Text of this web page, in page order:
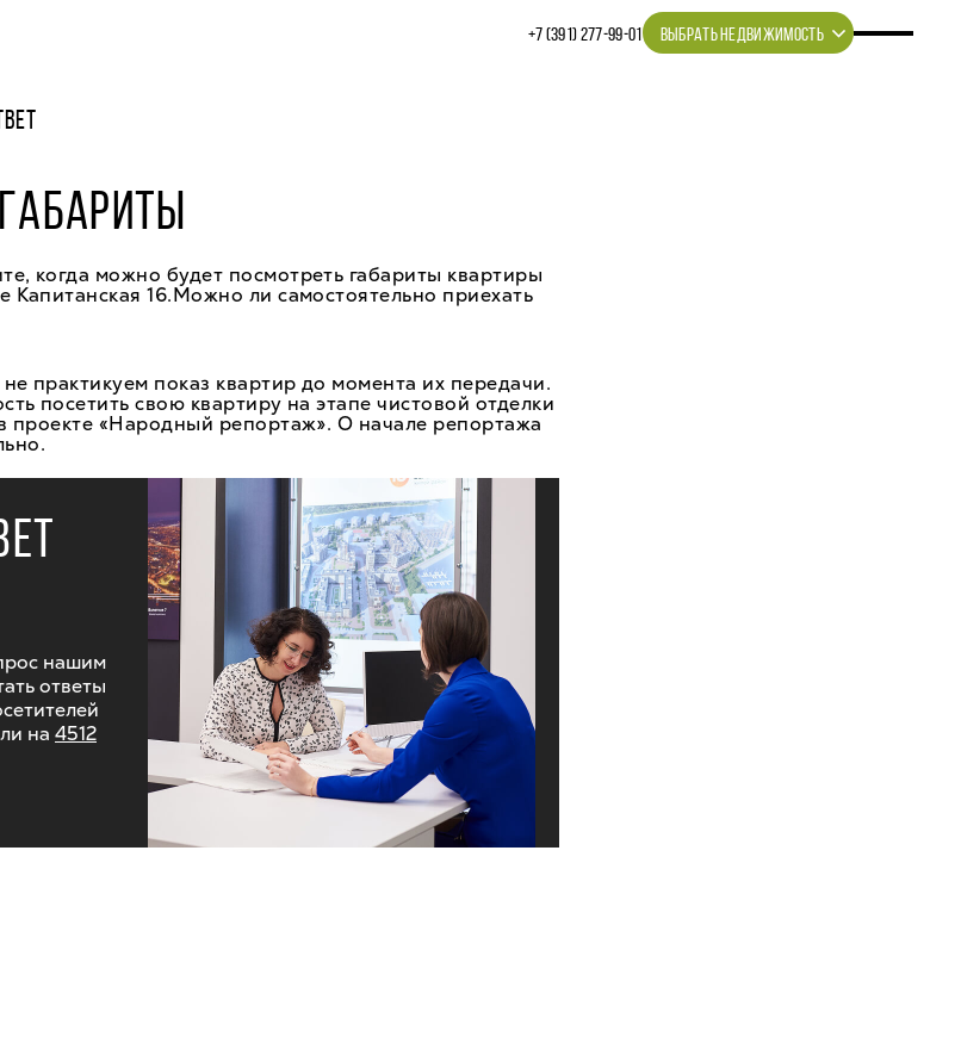
+7 (391) 277‒99‒01 ВЫБРАТЬ НЕДВИЖИМОСТЬ
когда можно будет посмотреть габариты квартиры
Капитанская 16.Можно ли самостоятельно приехать
практикуем показ квартир до момента их передачи.
посетить свою квартиру на этапе чистовой отделки
проекте «Народный репортаж». О начале репортажа
нашим
ответы
на 4512